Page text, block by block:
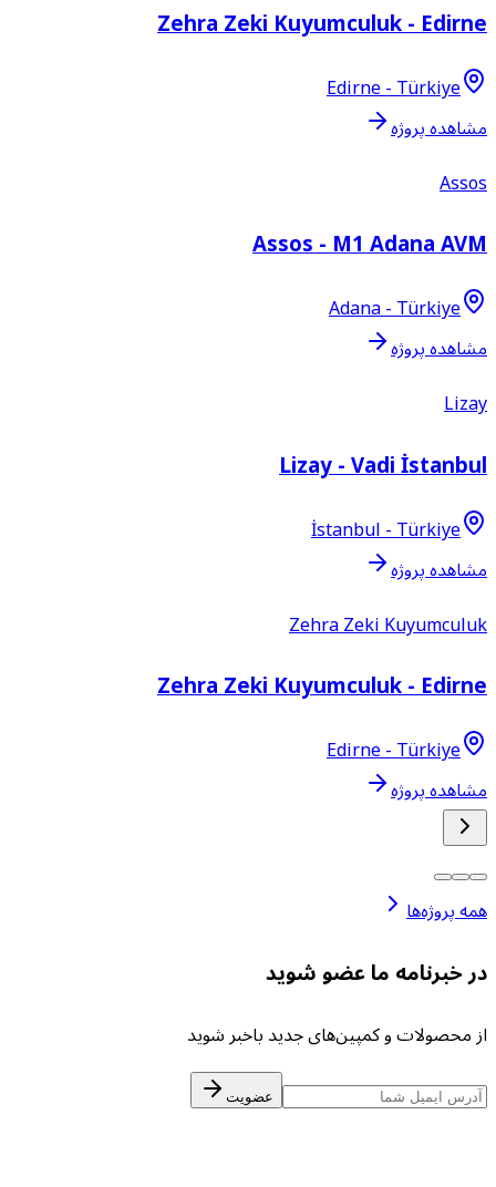
Zehra Zeki Kuyumculuk -
Edirne - Türkiye
پروژه
Assos - M1 Adana
Adana - Türkiye
پروژه
Lizay - Vadi
İstanbul - Türkiye
پروژه
Zehra Zeki
Zehra Zeki Kuyumculuk -
Edirne - Türkiye
پروژه
پروژه‌ها
خبرنامه ما عضو شوید
محصولات و کمپین‌های جدید باخبر شوید
عضویت